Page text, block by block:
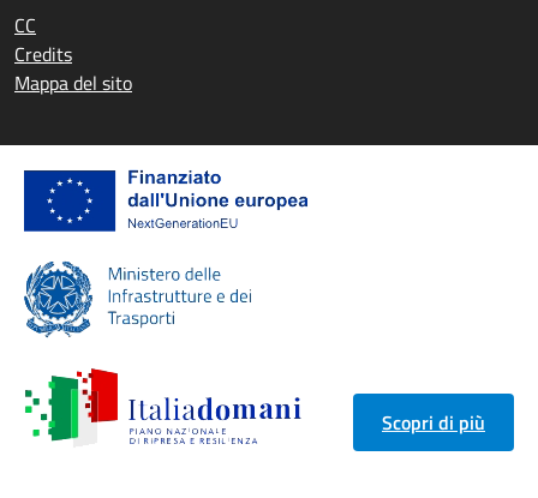
CC
Credits
Mappa del sito
Scopri di più